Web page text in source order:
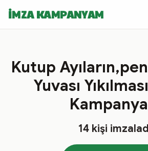
İMZA KAMPANYAM
Kutup
Yuvası
14kişi